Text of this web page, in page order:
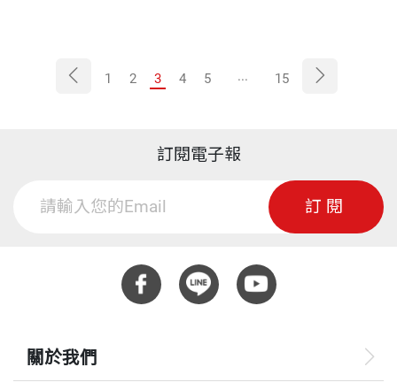
1 2 3 4 5 ... 15
訂閱電子報
訂閱
關於我們